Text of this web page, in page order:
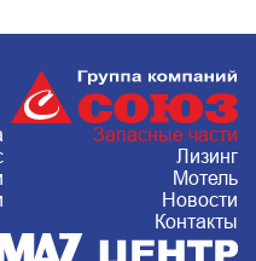
Запасные части
Лизинг
Мотель
Новости
Контакты